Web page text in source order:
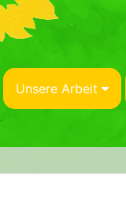
Unsere Arbeit